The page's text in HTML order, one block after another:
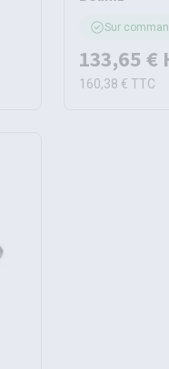
Sur
133,65 €
160,38 € TTC